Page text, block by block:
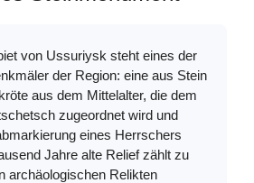
von Ussuriysk steht eines der
der Region: eine aus Stein
aus dem Mittelalter, die dem
zugeordnet wird und
eines Herrschers
Jahre alte Relief zählt zu
archäologischen Relikten